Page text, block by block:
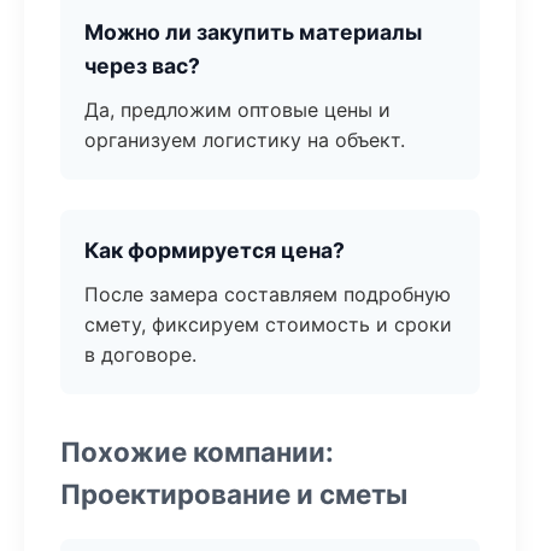
Можно ли закупить материалы
через вас?
Да, предложим оптовые цены и
организуем логистику на объект.
Как формируется цена?
После замера составляем подробную
смету, фиксируем стоимость и сроки
в договоре.
Похожие компании:
Проектирование и сметы